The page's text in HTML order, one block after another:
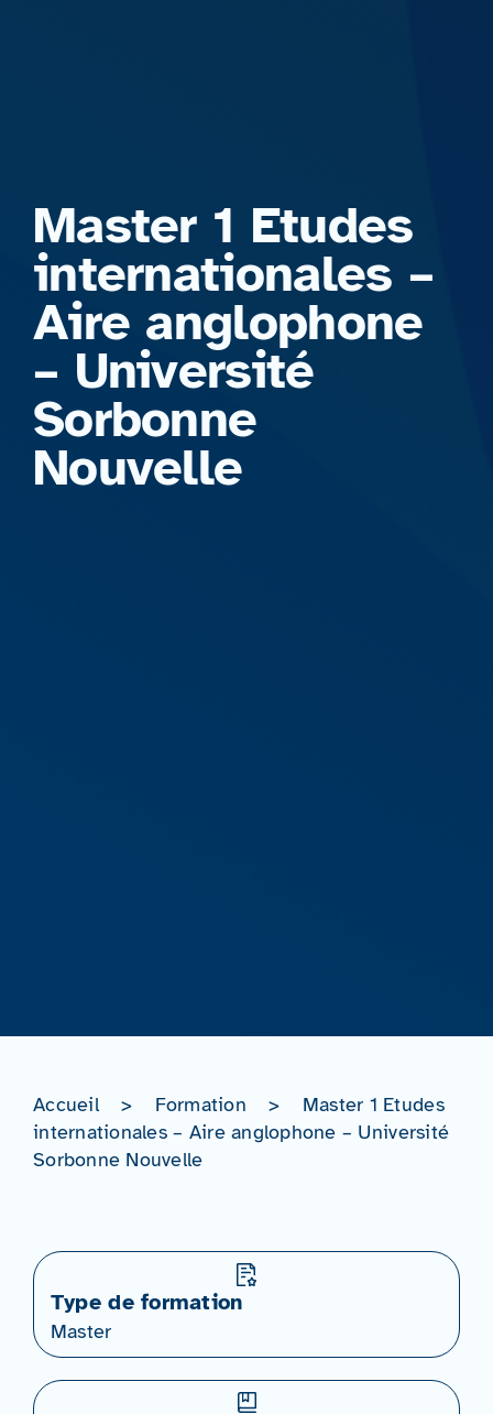
Master 1 Etudes
internationales –
Aire anglophone
– Université
Sorbonne
Nouvelle
Accueil > Formation >
Master 1 Etudes
internationales – Aire anglophone – Université
Sorbonne Nouvelle
Type de formation
Master